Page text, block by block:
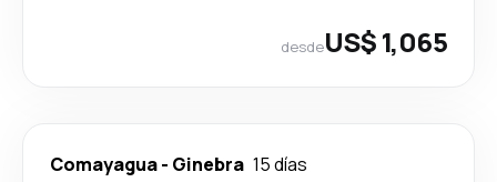
desdeUS$ 1,065
Comayagua- Ginebra 15 días